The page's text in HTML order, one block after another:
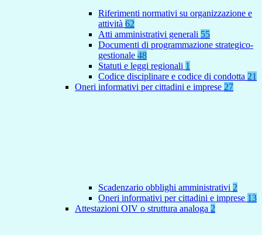
Riferimenti normativi su organizzazione e
attività 62
Atti amministrativi generali 55
Documenti di programmazione strategico-
gestionale 48
Statuti e leggi regionali 1
Codice disciplinare e codice di condotta 21
Oneri informativi per cittadini e imprese 27
Scadenzario obblighi amministrativi 2
Oneri informativi per cittadini e imprese 13
Attestazioni OIV o struttura analoga 2